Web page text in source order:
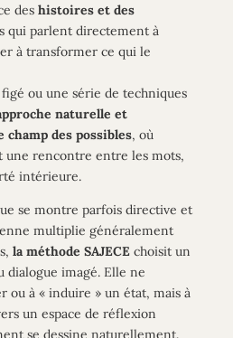
des histoires et des
qui parlent directement à
à transformer ce qui le
ou une série de techniques
naturelle et
champ des possibles, où
une rencontre entre les mots,
intérieure.
se montre parfoisdirective et
multiplie généralement
la méthode SAJECEchoisit un
dialogue imagé. Elle ne
ou à « induire » un état, mais à
un espace de réflexion
se dessine naturellement.